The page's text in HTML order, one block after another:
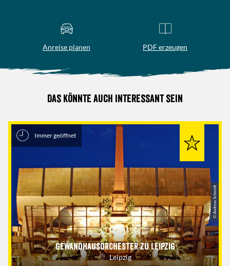
Anreise planen PDF erzeugen
Das könnte auch interessant sein
Immer geöffnet
Gewandhausorchester zu Leipzig
Leipzig
© Andreas Schmidt